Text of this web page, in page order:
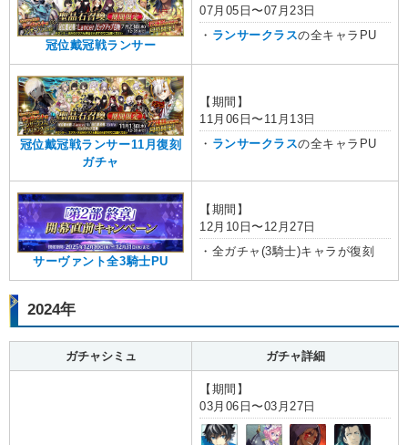
冠位戴冠戦ランサー
07月05日〜07月23日
・ ランサークラスの全キャラPU
冠位戴冠戦ランサー11月復刻
ガチャ
【期間】
11月06日〜11月13日
・ ランサークラスの全キャラPU
サーヴァント全3騎士PU
【期間】
12月10日〜12月27日
・全ガチャ(3騎士)キャラが復刻
2024年
ガチャシミュ ガチャ詳細
【期間】
03月06日〜03月27日